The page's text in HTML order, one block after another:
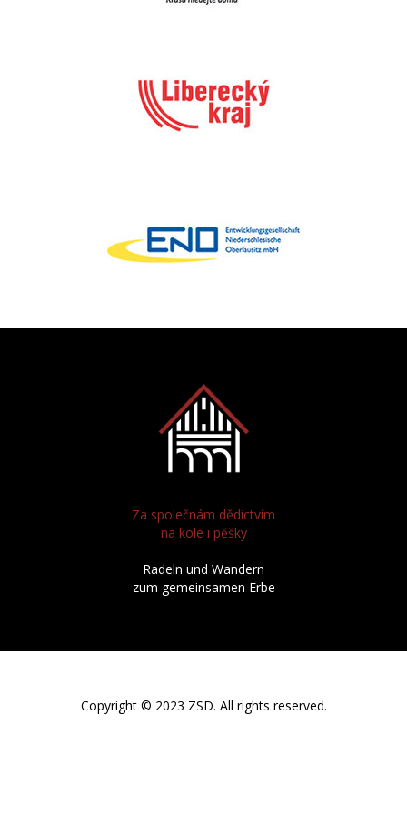
Za společnám dědictvím
na kole i pěšky
Radeln und Wandern
zum gemeinsamen Erbe
Copyright © 2023 ZSD. All rights reserved.